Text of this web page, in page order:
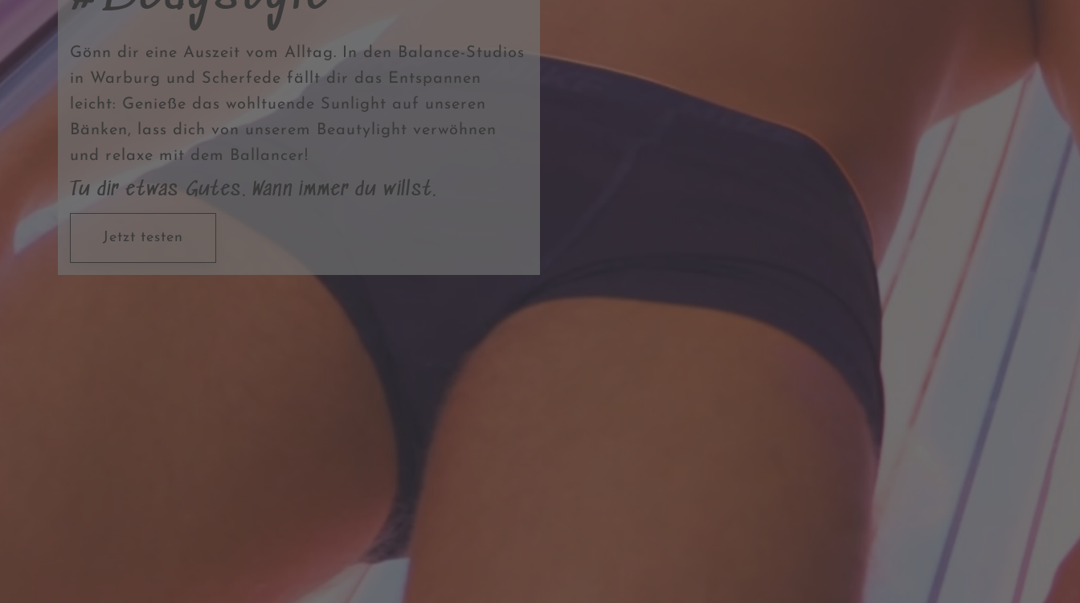
Gönn dir eine Auszeit vom Alltag. In den Balance-Studios
in Warburg und Scherfede fällt dir das Entspannen
leicht: Genieße das wohltuende Sunlight auf unseren
Bänken, lass dich von unserem Beautylight verwöhnen
und relaxe mit dem Ballancer!
Tu dir etwas Gutes. Wann immer du willst.
Jetzt testen